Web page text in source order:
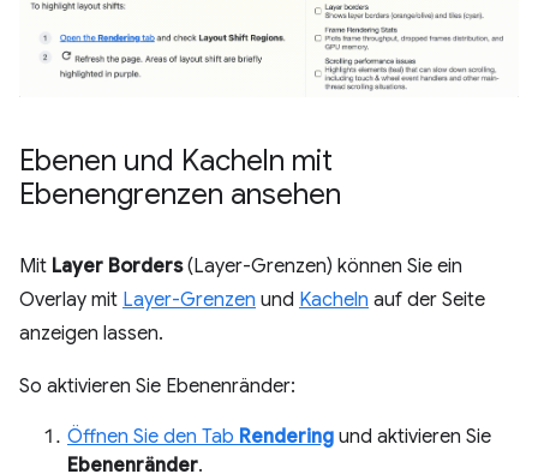
Ebenen und Kacheln mit
Ebenengrenzen ansehen
Mit Layer Borders(Layer-Grenzen) können Sie ein
Overlay mit Layer-Grenzen und Kacheln auf der Seite
anzeigen lassen.
So aktivieren Sie Ebenenränder:
Öffnen Sie den Tab Rendering und aktivieren Sie
Ebenenränder.